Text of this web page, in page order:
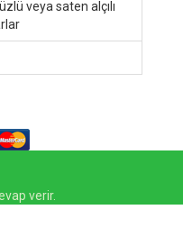
veya saten alçılı
verir.